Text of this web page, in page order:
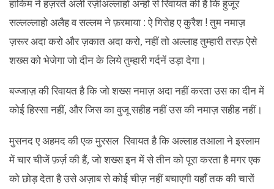
हाकिम ने हज़रते अली रज़ीअल्लाहो अन्हो से रिवायत की है कि हुजूर
सल्लल्लाहो अलैह व सल्लम ने फ़रमाया : ऐ गिरोह ए कुरैश ! तुम नमाज़
ज़रूर अदा करो और ज़कात अदा करो, नहीं तो अल्लाह तुम्हारी तरफ़ ऐसे
शख्स को भेजेगा जो दीन के लिये तुम्हारी गर्दनें उड़ा देगा।
बज्जाज़ की रिवायत है कि जो शख्स नमाज़ अदा नहीं करता उस का दीन में
कोई हिस्सा नहीं, और जिस का वुजू सहीह नहीं उस की नमाज़ सहीह नहीं।
मुसनद ए अहमद की एक मुरसल रिवायत है कि अल्लाह तआला ने इस्लाम
में चार चीजें फ़र्ज़ की हैं, जो शख्स इन में से तीन को पूरा करता है मगर एक
को छोड़ देता है उसे अज़ाब से कोई चीज़ नहीं बचाएगी यहाँ तक की चारों